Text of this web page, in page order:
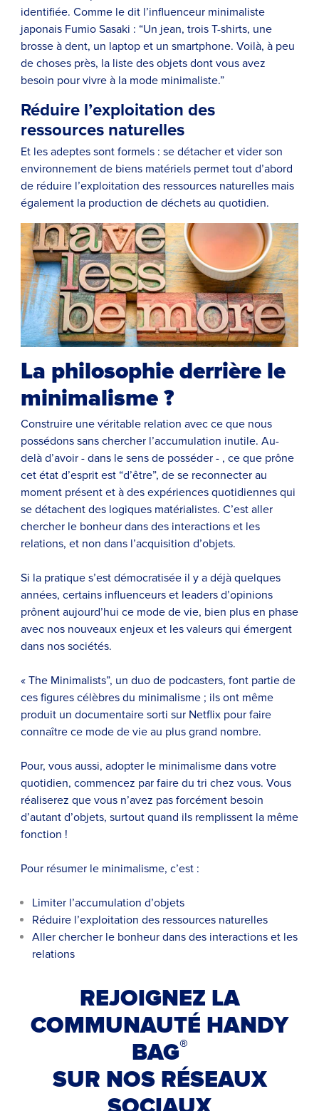
identifiée. Comme le dit l’influenceur minimaliste
japonais Fumio Sasaki : “Un jean, trois T-shirts, une
brosse à dent, un laptop et un smartphone. Voilà, à peu
de choses près, la liste des objets dont vous avez
besoin pour vivre à la mode minimaliste.”
Réduire l’exploitation des
ressources naturelles
Et les adeptes sont formels : se détacher et vider son
environnement de biens matériels permet tout d’abord
de réduire l’exploitation des ressources naturelles mais
également la production de déchets au quotidien.
La philosophie derrière le
minimalisme ?
Construire une véritable relation avec ce que nous
possédons sans chercher l’accumulation inutile. Au-
delà d’avoir - dans le sens de posséder - , ce que prône
cet état d’esprit est “d’être”, de se reconnecter au
moment présent et à des expériences quotidiennes qui
se détachent des logiques matérialistes. C’est aller
chercher le bonheur dans des interactions et les
relations, et non dans l’acquisition d’objets.
Si la pratique s’est démocratisée il y a déjà quelques
années, certains influenceurs et leaders d’opinions
prônent aujourd’hui ce mode de vie, bien plus en phase
avec nos nouveaux enjeux et les valeurs qui émergent
dans nos sociétés.
« The Minimalists”, un duo de podcasters, font partie de
ces figures célèbres du minimalisme ; ils ont même
produit un documentaire sorti sur Netflix pour faire
connaître ce mode de vie au plus grand nombre.
Pour, vous aussi, adopter le minimalisme dans votre
quotidien, commencez par faire du tri chez vous. Vous
réaliserez que vous n’avez pas forcément besoin
d’autant d’objets, surtout quand ils remplissent la même
fonction !
Pour résumer le minimalisme, c’est :
Limiter l’accumulation d’objets
Réduire l’exploitation des ressources naturelles
Aller chercher le bonheur dans des interactions et les
relations
REJOIGNEZ LA
COMMUNAUTÉ HANDY
BAG®
SUR NOS RÉSEAUX